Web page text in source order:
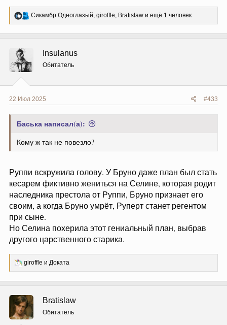
Р
и
:
Сикамбр Одноглазый giroffle Bratislaw и ещё 1 человек
Insulanus
Обитатель
22 Июл 2025 #433
Баська написал(а):
Кому ж так не повезло?
Руппи вскружила голову. У Бруно даже план был стать
кесарем фиктивно жениться на Селине, которая родит
наследника престола от Руппи, Бруно признает его
своим, а когда Бруно умрёт, Руперт станет регентом
при сыне.
Но Селина похерила этот гениальный план, выбрав
другого царственного старика.
Р
ц
и
и
:
giroffle и Доката
Bratislaw
Обитатель